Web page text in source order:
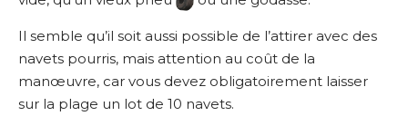
Il semble qu’il soit aussi possible de l’attirer avec des
navets pourris, mais attention au coût de la
manœuvre, car vous devez obligatoirement laisser
sur la plage un lot de 10 navets.